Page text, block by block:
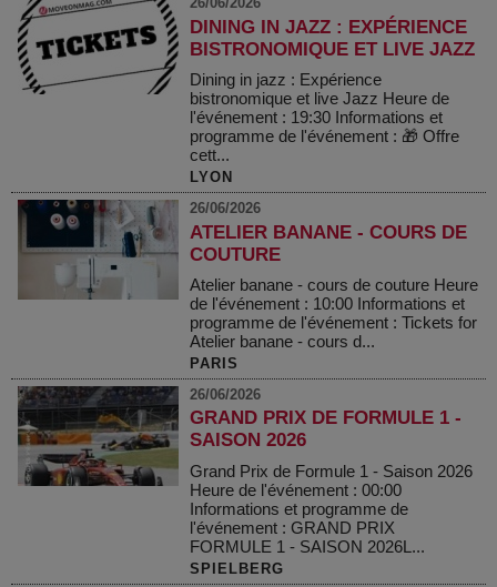
DINING IN JAZZ : EXPÉRIENCE
BISTRONOMIQUE ET LIVE JAZZ
Dining in jazz : Expérience
bistronomique et live Jazz Heure de
l'événement : 19:30 Informations et
programme de l'événement : 🎁 Offre
cett...
LYON
26/06/2026
ATELIER BANANE - COURS DE
COUTURE
Atelier banane - cours de couture Heure
de l'événement : 10:00 Informations et
programme de l'événement : Tickets for
Atelier banane - cours d...
PARIS
26/06/2026
GRAND PRIX DE FORMULE 1 -
SAISON 2026
Grand Prix de Formule 1 - Saison 2026
Heure de l'événement : 00:00
Informations et programme de
l'événement : GRAND PRIX
FORMULE 1 - SAISON 2026L...
SPIELBERG